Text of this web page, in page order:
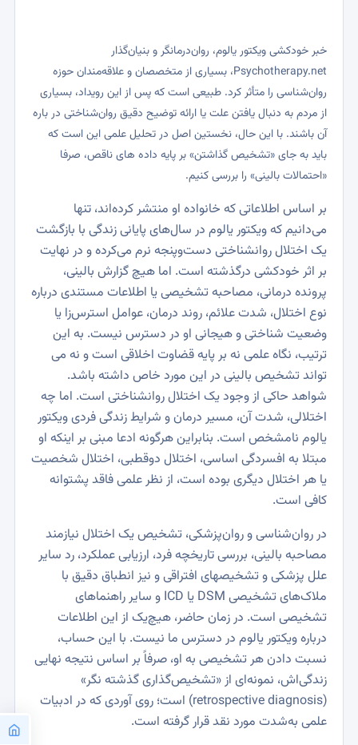
خبر خودکشی ویکتور یالوم، روان‌درمانگر و بنیان‌گذار
Psychotherapy.net، بسیاری از متخصصان و علاقه‌مندان حوزه
روان‌شناسی را متأثر کرد. طبیعی است که پس از این رویداد، بسیاری
از مردم به دنبال یافتن علت یا ارائه توضیح دقیق روان‌شناختی در باره
آن باشند. با این حال، نخستین اصل در تحلیل علمی این است که
باید به جای «تشخیص گذاشتن» بر پایه داده های ناقص، صرفا
«احتمالات بالینی» را بررسی کنیم.
بر اساس اطلاعاتی که خانواده او منتشر کرده‌اند، تنها
می‌دانیم که ویکتور یالوم در سال‌های پایانی زندگی با بازگشت
یک اختلال روانشناختی دست‌وپنجه نرم می‌کرده و در نهایت
بر اثر خودکشی درگذشته است. اما هیچ گزارش بالینی،
پرونده درمانی، مصاحبه تشخیصی یا اطلاعات مستندی درباره
نوع اختلال، شدت علائم، روند درمان، عوامل استرس‌زا یا
وضعیت شناختی و هیجانی او در دسترس نیست. به این
ترتیب، نگاه علمی نه بر پایه قضاوت اخلاقی است و نه می
تواند تشخیص بالینی در این مورد خاص داشته باشد.
شواهد حاکی از وجود یک اختلال روانشناختی است. اما چه
اختلالی، شدت آن، مسیر درمان و شرایط زندگی فردی ویکتور
یالوم نامشخص است. بنابراین هرگونه ادعا مبنی بر اینکه او
مبتلا به افسردگی اساسی، اختلال دوقطبی، اختلال شخصیت
یا هر اختلال دیگری بوده است، از نظر علمی فاقد پشتوانه
کافی است.
در روان‌شناسی و روان‌پزشکی، تشخیص یک اختلال نیازمند
مصاحبه بالینی، بررسی تاریخچه فرد، ارزیابی عملکرد، رد سایر
علل پزشکی و تشخیصهای افتراقی و نیز انطباق دقیق با
ملاک‌های تشخیصی DSM یا ICD و سایر راهنماهای
تشخیصی است. در زمان حاضر، هیچ‌یک از این اطلاعات
درباره ویکتور یالوم در دسترس ما نیست. با این حساب،
نسبت دادن هر تشخیصی به او، صرفاً بر اساس نتیجه نهایی
زندگی‌اش، نمونه‌ای از «تشخیص‌گذاری گذشته نگر»
(retrospective diagnosis) است؛ روی آوردی که در ادبیات
علمی به‌شدت مورد نقد قرار گرفته است.